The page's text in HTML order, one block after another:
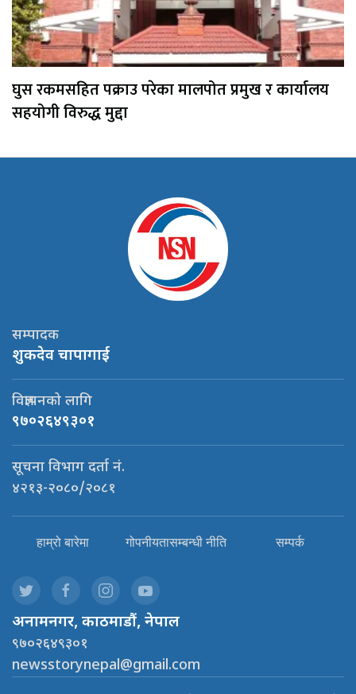
घुस रकमसहित पक्राउ परेका मालपोत प्रमुख र कार्यालय
सहयोगी विरुद्ध मुद्दा
सम्पादक
शुकदेव चापागाई
विज्ञापनको लागि
९७०२६४९३०१
सूचना विभाग दर्ता नं.
४२१३-२०८०/२०८१
हाम्रो बारेमा गोपनीयतासम्बन्धी नीति सम्पर्क
अनामनगर, काठमाडौं, नेपाल
९७०२६४९३०१
newsstorynepal@gmail.com